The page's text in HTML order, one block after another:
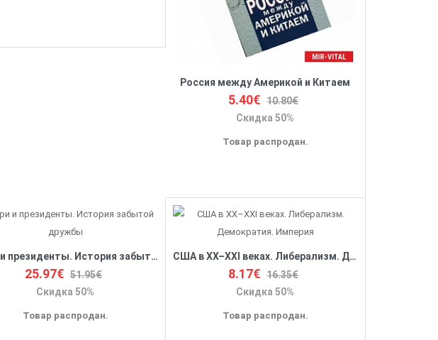
Россия между Америкой и Китаем
5.40€ 10.80€
Скидка 50%
Товар распродан.
Цари и президенты. История забытой дружбы
25.97€ 51.95€
Скидка 50%
Товар распродан.
США в XX–XXI веках. Либерализм. Демократия. Империя
8.17€ 16.35€
Скидка 50%
Товар распродан.